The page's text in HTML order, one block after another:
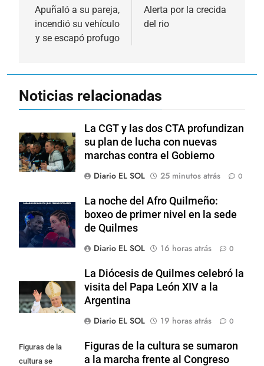
de
entradas
Apuñaló a su pareja,
incendió su vehículo
y se escapó profugo
Alerta por la crecida
del rio
Noticias relacionadas
La CGT y las dos CTA profundizan
su plan de lucha con nuevas
marchas contra el Gobierno
Diario EL SOL
25 minutos atrás 0
La noche del Afro Quilmeño:
boxeo de primer nivel en la sede
de Quilmes
Diario EL SOL
16 horas atrás 0
La Diócesis de Quilmes celebró la
visita del Papa León XIV a la
Argentina
Diario EL SOL
19 horas atrás 0
Figuras de la
cultura se
Figuras de la cultura se sumaron
a la marcha frente al Congreso